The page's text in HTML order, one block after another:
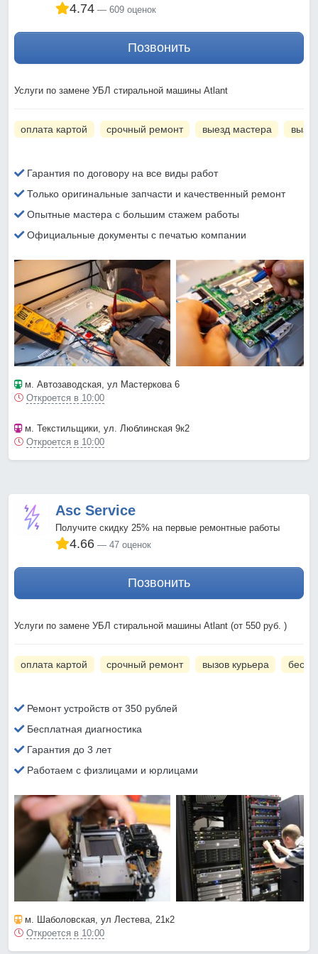
4.74 609 оценок
Позвонить
Услуги по замене УБЛ стиральной машины Atlant
оплата картой срочный ремонт выезд мастера
Гарантия по договору на все виды работ
Только оригинальные запчасти и качественный ремонт
Опытные мастера с большим стажем работы
Официальные документы с печатью компании
м. Автозаводская, ул Мастеркова 6
Откроется в 10:00
м. Текстильщики, ул. Люблинская 9к2
Откроется в 10:00
Asc Service
Получите скидку 25% на первые ремонтные работы
4.66 47 оценок
Позвонить
Услуги по замене УБЛ стиральной машины Atlant (от 550 руб. )
оплата картой срочный ремонт вызов курьера
Ремонт устройств от 350 рублей
Бесплатная диагностика
Гарантия до 3 лет
Работаем с физлицами и юрлицами
м. Шаболовская, ул Лестева, 21к2
Откроется в 10:00